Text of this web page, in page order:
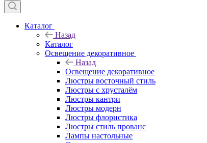
Каталог
Назад
Каталог
Освещение декоративное
Назад
Освещение декоративное
Люстры восточный стиль
Люстры с хрусталём
Люстры кантри
Люстры модерн
Люстры флористика
Люстры стиль прованс
Лампы настольные